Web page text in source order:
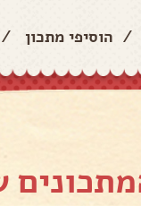
/ הוסיפי מתכון /